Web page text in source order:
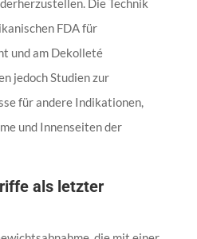
Die Technik
FDA für
und am Dekolleté
jedoch Studien zur
für andere Indikationen,
und Innenseiten der
als letzter